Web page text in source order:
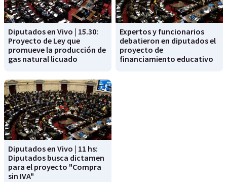
Diputados en Vivo | 15.30:
Proyecto de Ley que
promueve la producción de
gas natural licuado
Expertos y funcionarios
debatieron en diputados el
proyecto de
financiamiento educativo
Diputados en Vivo | 11 hs:
Diputados busca dictamen
para el proyecto "Compra
sin IVA"